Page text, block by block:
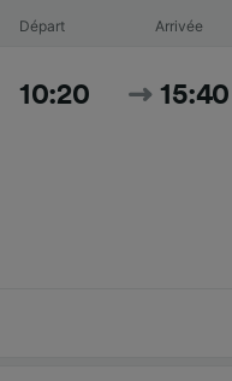
Départ Arrivée
10:20 15:40